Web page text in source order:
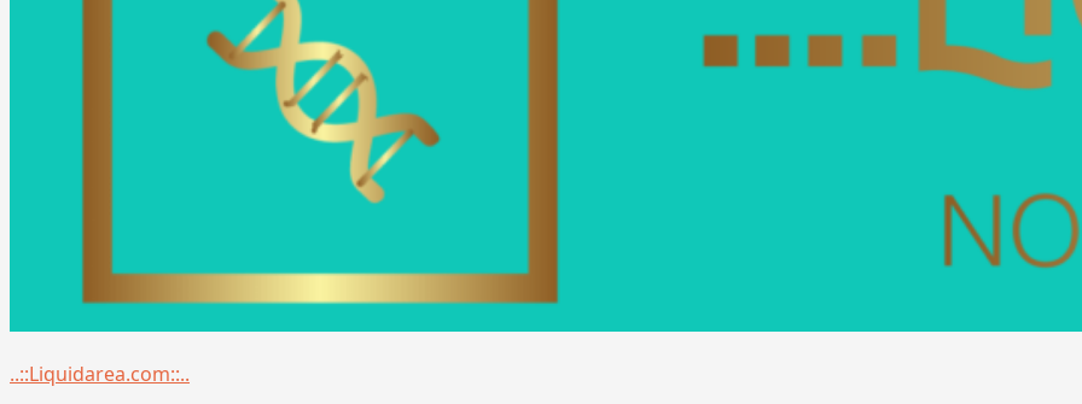
Menu
..::Liquidarea.com::..